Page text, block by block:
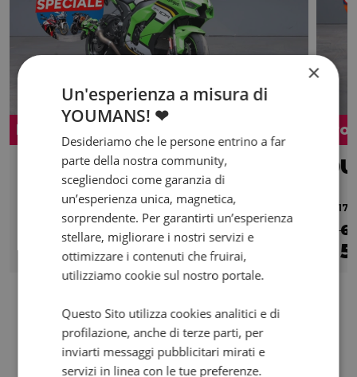
Promo
Performance Abs
2025 | 1660 km | 998 cc | 203 Hp | 149.3 Kw
€ 18.990
€ 17.990 €295
2017
€
×
Un'esperienza a misura di
YOUMANS! ❤
Desideriamo che le persone entrino a far
parte della nostra community,
scegliendoci come garanzia di
un’esperienza unica, magnetica,
sorprendente. Per garantirti un’esperienza
stellare, migliorare i nostri servizi e
ottimizzare i contenuti che fruirai,
utilizziamo cookie sul nostro portale.
Questo Sito utilizza cookies analitici e di
profilazione, anche di terze parti, per
inviarti messaggi pubblicitari mirati e
servizi in linea con le tue preferenze.